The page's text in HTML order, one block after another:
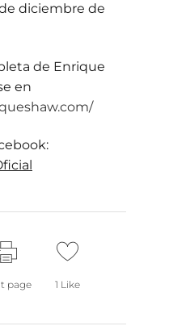
diciembre de
de Enrique
en
page 1 Like